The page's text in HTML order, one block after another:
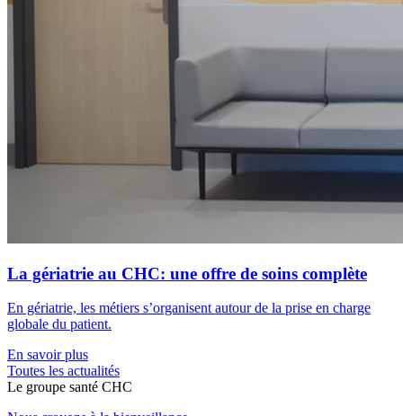
La gériatrie au CHC: une offre de soins complète
En gériatrie, les métiers s’organisent autour de la prise en charge
globale du patient.
En savoir plus
Toutes les actualités
Le groupe santé CHC